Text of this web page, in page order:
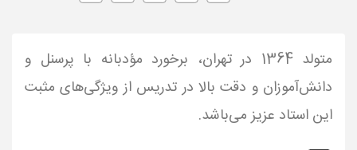
متولد 1364 در تهران، برخورد مؤدبانه با پرسنل و
دانش‌آموزان و دقت بالا در تدریس از ویژگی‌های مثبت
این استاد عزیز می‌باشد.